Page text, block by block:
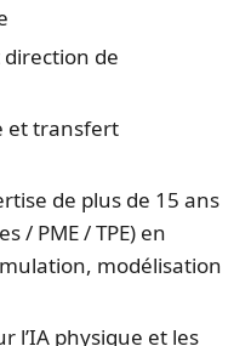
de
et transfert
de plus de 15 ans
/ PME / TPE) en
modélisation
l’IA physique et les